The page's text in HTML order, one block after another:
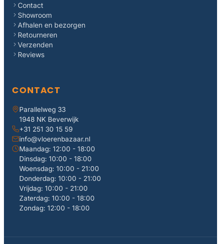
Contact
Showroom
Afhalen en bezorgen
Retourneren
Verzenden
Reviews
CONTACT
Parallelweg 33
1948 NK Beverwijk
+31 251 30 15 59
info@vloerenbazaar.nl
Maandag: 12:00 - 18:00
Dinsdag: 10:00 - 18:00
Woensdag: 10:00 - 21:00
Donderdag: 10:00 - 21:00
Vrijdag: 10:00 - 21:00
Zaterdag: 10:00 - 18:00
Zondag: 12:00 - 18:00